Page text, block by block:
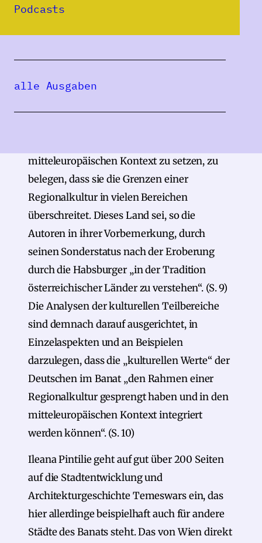
Podcasts
alle Ausgaben
Universität, befasst sich in ihrem Beitrag mit
der Stadtgeschichte Temeswars (rum.
Roxana Nubert Betrachtungen zur Banater
mitteleuropäischen Kontext zu setzen, zu
belegen, dass sie die Grenzen einer
Regionalkultur in vielen Bereichen
überschreitet. Dieses Land sei, so die
Autoren in ihrer Vorbemerkung, durch
seinen Sonderstatus nach der Eroberung
durch die Habsburger „in der Tradition
österreichischer Länder zu verstehen“. (S. 9)
Die Analysen der kulturellen Teilbereiche
sind demnach darauf ausgerichtet, in
Einzelaspekten und an Beispielen
darzulegen, dass die „kulturellen Werte“ der
Deutschen im Banat „den Rahmen einer
Regionalkultur gesprengt haben und in den
mitteleuropäischen Kontext integriert
werden können“. (S. 10)
Ileana Pintilie geht auf gut über 200 Seiten
auf die Stadtentwicklung und
Architekturgeschichte Temeswars ein, das
hier allerdinge beispielhaft auch für andere
Städte des Banats steht. Das von Wien direkt